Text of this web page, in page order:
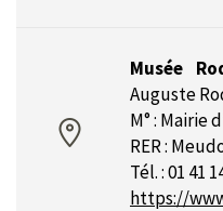
Musée
Auguste
M° : Mairie
RER :
Tél. : 01 41
https://